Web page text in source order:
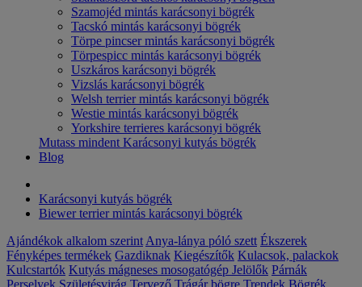
Szamojéd mintás karácsonyi bögrék
Tacskó mintás karácsonyi bögrék
Törpe pincser mintás karácsonyi bögrék
Törpespicc mintás karácsonyi bögrék
Uszkáros karácsonyi bögrék
Vizslás karácsonyi bögrék
Welsh terrier mintás karácsonyi bögrék
Westie mintás karácsonyi bögrék
Yorkshire terrieres karácsonyi bögrék
Mutass mindent Karácsonyi kutyás bögrék
Blog
Karácsonyi kutyás bögrék
Biewer terrier mintás karácsonyi bögrék
Ajándékok alkalom szerint Anya-lánya póló szett Ékszerek
Fényképes termékek Gazdiknak Kiegészítők Kulacsok, palackok
Kulcstartók Kutyás mágneses mosogatógép Jelölők Párnák
Perselyek Születésvirág Tervező Trágár bögre Trendek Bögrék